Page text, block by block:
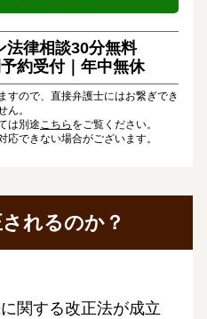
法律相談30分無料
約受付｜ 年中無休
ので、直接弁護士にはお繋ぎでき
ん。
は別途 こちら をご覧ください。
できない場合がございます。
れるのか？
関する改正法が成立